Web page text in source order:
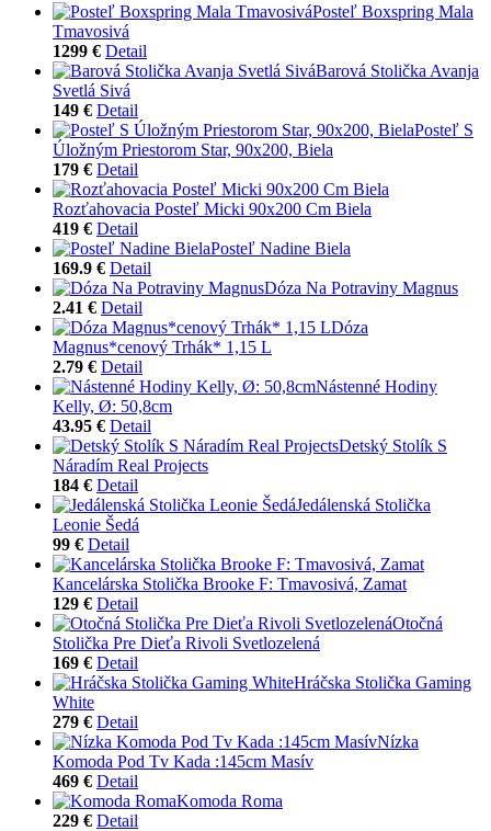
Posteľ Boxspring Mala
Tmavosivá
1299 € Detail
Barová Stolička Avanja
Svetlá Sivá
149 € Detail
Posteľ S
Úložným Priestorom Star, 90x200, Biela
179 € Detail
Rozťahovacia Posteľ Micki 90x200 Cm Biela
419 € Detail
Posteľ Nadine Biela
169.9 € Detail
Dóza Na Potraviny Magnus
2.41 € Detail
Dóza
Magnus*cenový Trhák* 1,15 L
2.79 € Detail
Nástenné Hodiny
Kelly, Ø: 50,8cm
43.95 € Detail
Detský Stolík S
Náradím Real Projects
184 € Detail
Jedálenská Stolička
Leonie Šedá
99 € Detail
Kancelárska Stolička Brooke F: Tmavosivá, Zamat
129 € Detail
Otočná
Stolička Pre Dieťa Rivoli Svetlozelená
169 € Detail
Hráčska Stolička Gaming
White
279 € Detail
Nízka
Komoda Pod Tv Kada :145cm Masív
469 € Detail
Komoda Roma
229 € Detail